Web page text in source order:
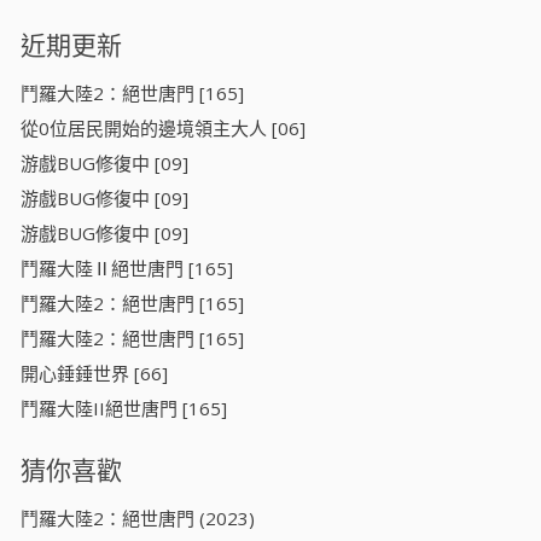
近期更新
鬥羅大陸2：絕世唐門 [165]
從0位居民開始的邊境領主大人 [06]
游戲BUG修復中 [09]
游戲BUG修復中 [09]
游戲BUG修復中 [09]
鬥羅大陸Ⅱ絕世唐門 [165]
鬥羅大陸2：絕世唐門 [165]
鬥羅大陸2：絕世唐門 [165]
開心錘錘世界 [66]
鬥羅大陸II絕世唐門 [165]
猜你喜歡
鬥羅大陸2：絕世唐門 (2023)